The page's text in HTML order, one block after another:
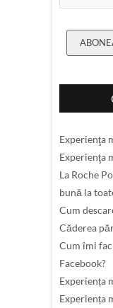
Experienţa
Experienţa
La Roche
bună la
Cum
Căderea
Cum îmi
Facebook?
Experiența
Experiența